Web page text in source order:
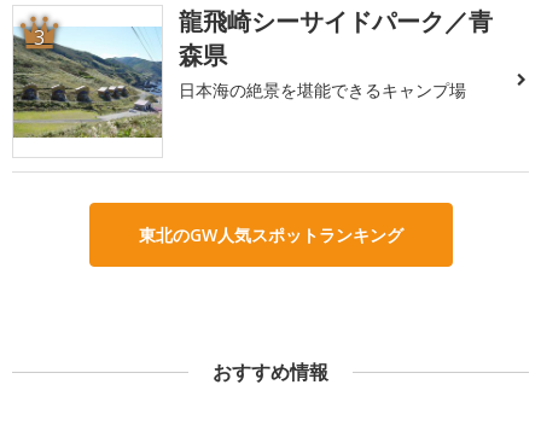
3
龍飛崎シーサイドパーク／青
森県
日本海の絶景を堪能できるキャンプ場
東北のGW人気スポットランキング
おすすめ情報